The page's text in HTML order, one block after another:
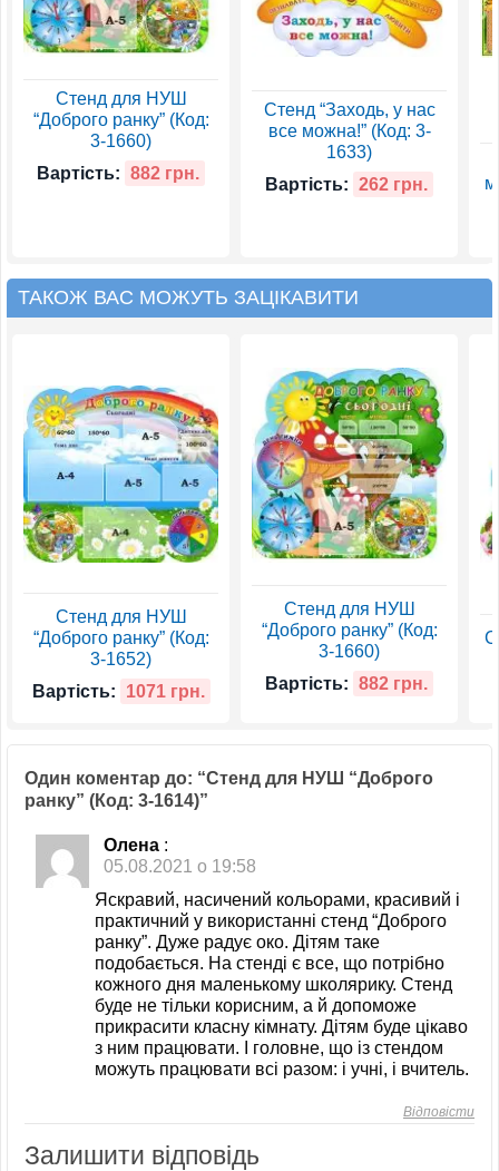
Стенд для НУШ
“Доброго ранку” (Код:
3-1660)
Вартість: 882 грн.
Стенд “Заходь, у нас
все можна!” (Код: 3-
1633)
Вартість: 262 грн.
ТАКОЖ ВАС МОЖУТЬ ЗАЦІКАВИТИ
Стенд для НУШ
“Доброго ранку” (Код:
3-1652)
Вартість:
1071 грн.
Стенд для НУШ
“Доброго ранку” (Код:
3-1660)
Вартість: 882 грн.
Один коментар до: “Стенд для НУШ “Доброго
ранку” (Код: 3-1614)”
Олена :
05.08.2021 о 19:58
Яскравий, насичений кольорами, красивий і
практичний у використанні стенд “Доброго
ранку”. Дуже радує око. Дітям таке
подобається. На стенді є все, що потрібно
кожного дня маленькому школярику. Стенд
буде не тільки корисним, а й допоможе
прикрасити класну кімнату. Дітям буде цікаво
з ним працювати. І головне, що із стендом
можуть працювати всі разом: і учні, і вчитель.
Відповісти
Залишити відповідь